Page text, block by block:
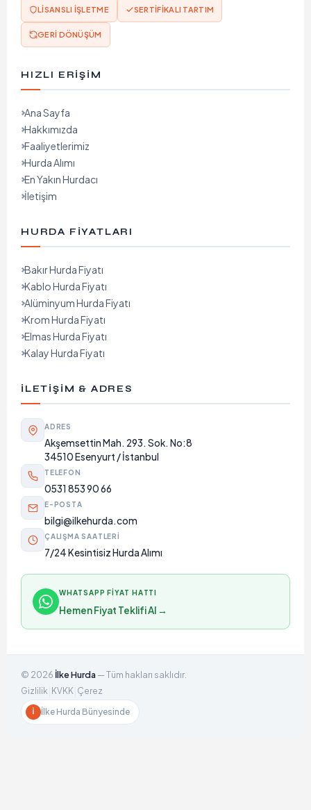
LISANSLI İŞLETME SERTIFIKALI TARTIM
GERI DÖNÜŞÜM
HIZLI ERIŞIM
Ana Sayfa
Hakkımızda
Faaliyetlerimiz
Hurda Alımı
En Yakın Hurdacı
İletişim
HURDA FIYATLARI
Bakır Hurda Fiyatı
Kablo Hurda Fiyatı
Alüminyum Hurda Fiyatı
Krom Hurda Fiyatı
Elmas Hurda Fiyatı
Kalay Hurda Fiyatı
İLETIŞIM & ADRES
ADRES
Akşemsettin Mah. 293. Sok. No:8
34510 Esenyurt / İstanbul
TELEFON
0531 853 90 66
E-POSTA
bilgi@ilkehurda.com
ÇALIŞMA SAATLERI
7/24 Kesintisiz Hurda Alımı
WHATSAPP FIYAT HATTI
Hemen Fiyat Teklifi Al →
© 2026 İlke Hurda— Tüm hakları saklıdır.
Gizlilik KVKK Çerez
İ İlke Hurda Bünyesinde